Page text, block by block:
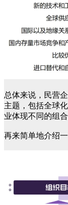
总体来说，民营
主题，包括全球
业体现不同的组合
再来简单地介绍一